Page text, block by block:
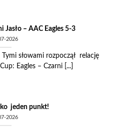
Jasło – AAC Eagles 5-3
2026
słowami rozpoczął relację
Eagles – Czarni [...]
jeden punkt!
2026